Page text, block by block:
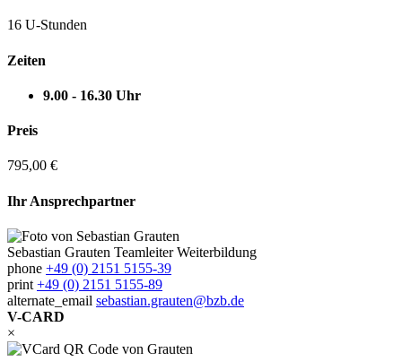
16 U-Stunden
Zeiten
9.00 - 16.30 Uhr
Preis
795,00 €
Ihr Ansprechpartner
Sebastian Grauten Teamleiter Weiterbildung
phone +49 (0) 2151 5155-39
print +49 (0) 2151 5155-89
alternate_email sebastian.grauten@bzb.de
V-CARD
×